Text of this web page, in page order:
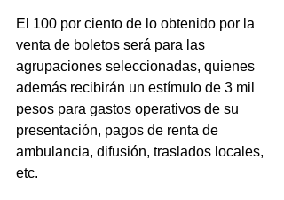
El 100 por ciento de lo obtenido por la
venta de boletos será para las
agrupaciones seleccionadas, quienes
además recibirán un estímulo de 3 mil
pesos para gastos operativos de su
presentación, pagos de renta de
ambulancia, difusión, traslados locales,
etc.